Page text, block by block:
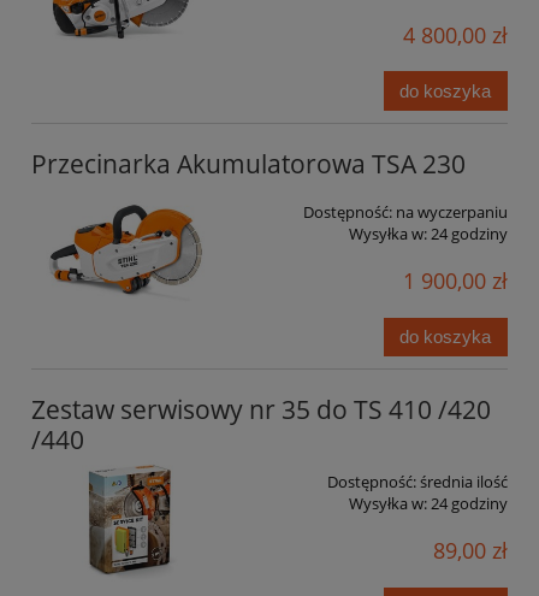
4 800,00 zł
do koszyka
Przecinarka Akumulatorowa TSA 230
Dostępność: na wyczerpaniu
Wysyłka w: 24 godziny
1 900,00 zł
do koszyka
Zestaw serwisowy nr 35 do TS 410 /420
/440
Dostępność:średnia ilość
Wysyłka w:24 godziny
89,00 zł